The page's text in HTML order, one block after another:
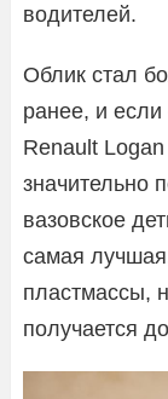
водителей.
Облик стал
ранее, и если
Renault
значительно
вазовское
самая
пластмассы,
получается